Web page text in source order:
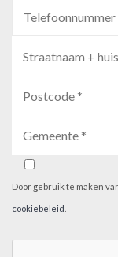
Door gebruik te maken
cookiebeleid